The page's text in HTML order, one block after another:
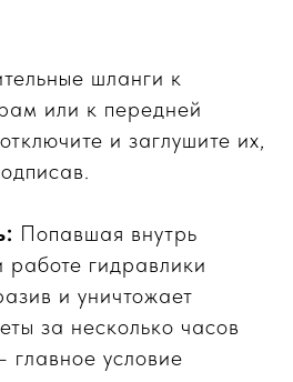
шланги к
или к передней
и заглушите их,
Попавшая внутрь
работе гидравлики
и уничтожает
за несколько часов
главное условие